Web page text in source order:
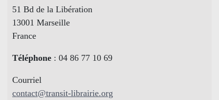
51 Bd de la Libération
13001 Marseille
France
Téléphone : 04 86 77 10 69
Courriel
contact@transit-librairie.org